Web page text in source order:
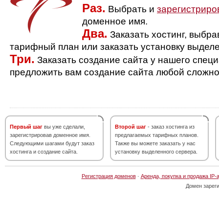
Раз. Выбрать и
доменное имя.
Два. Заказать хостинг,
тарифный план или заказать установку
Три. Заказать создание сайта у нашего
предложить вам создание сайта любой
Первый шаг вы уже сделали,
зарегистрировав доменное имя.
Следующими шагами будут заказ
хостинга и создание сайта.
Второй шаг - заказ хостинга из
предлагаемых тарифных планов.
Также вы можете заказать у нас
установку выделенного сервера.
Регистрация доменов· Аренда, покупка и продажа IP-
Домен